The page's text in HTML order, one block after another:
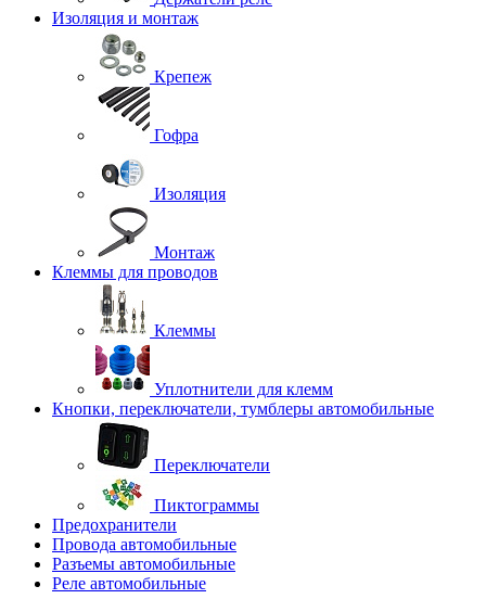
Изоляция и монтаж
Крепеж
Гофра
Изоляция
Монтаж
Клеммы для проводов
Клеммы
Уплотнители для клемм
Кнопки, переключатели, тумблеры автомобильные
Переключатели
Пиктограммы
Предохранители
Провода автомобильные
Разъемы автомобильные
Реле автомобильные